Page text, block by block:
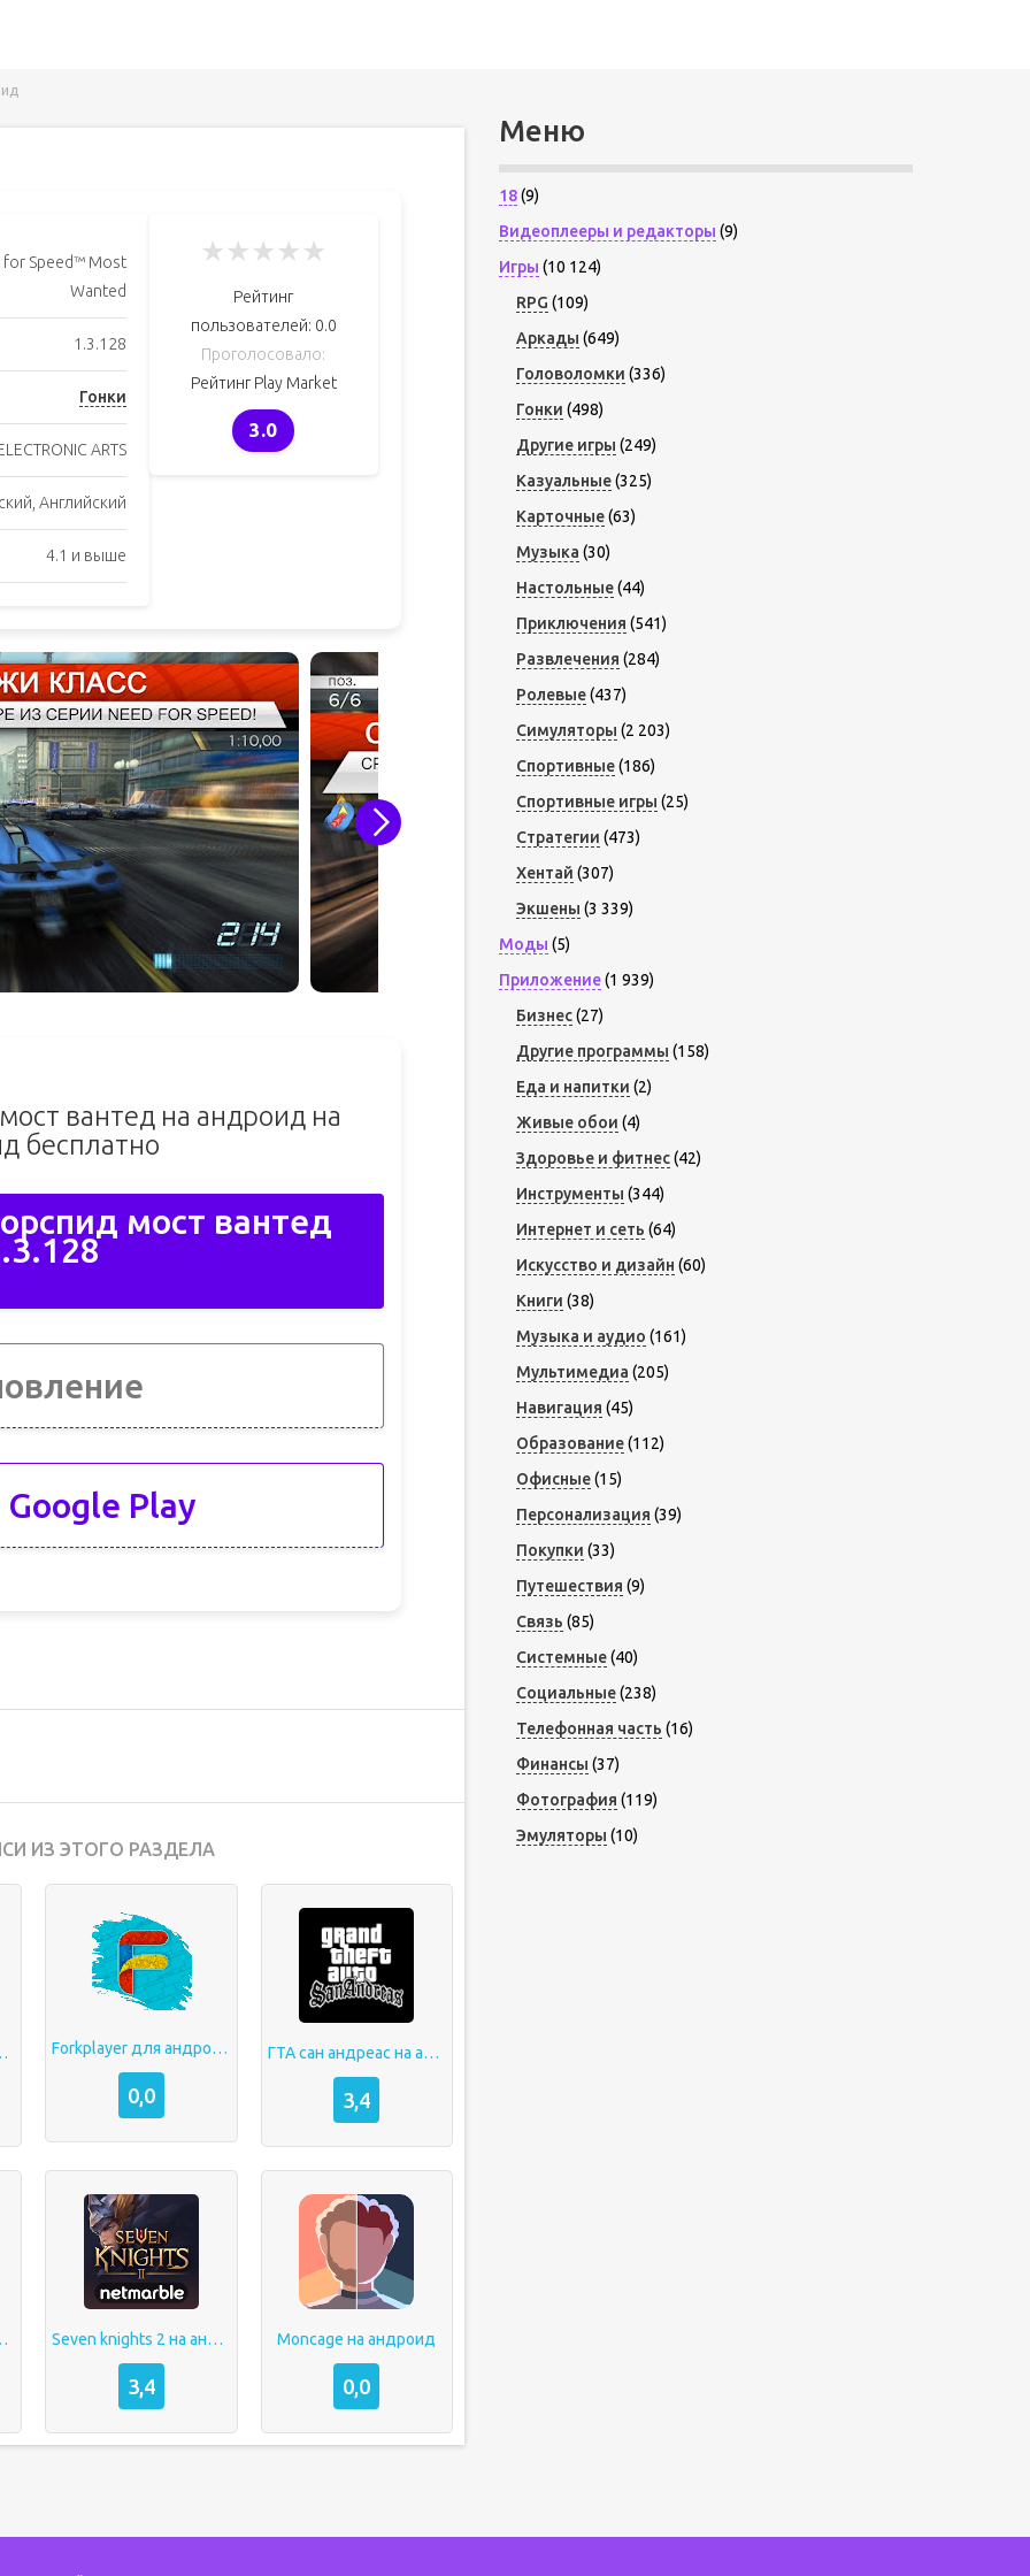
for Speed™ Most
Wanted
1.3.128
Гонки
ARTS
Английский
4.1 и выше
★★★★★
Рейтинг
пользователей: 0.0
Проголосовало:
Рейтинг Play Market
3.0
вантед на андроид на
бесплатно
мост вантед
Play
ИЗ ЭТОГО РАЗДЕЛА
Forkplayer для андроид тв
0,0
ГТА сан андреас на андроид
3,4
Seven knights 2 на андроид
3,4
Moncage на андроид
0,0
Меню
18(9)
Видеоплееры и редакторы (9)
Игры (10 124)
RPG (109)
Аркады (649)
Головоломки (336)
Гонки (498)
Другие игры (249)
Казуальные(325)
Карточные(63)
Музыка (30)
Настольные(44)
Приключения (541)
Развлечения (284)
Ролевые(437)
Симуляторы (2 203)
Спортивные(186)
Спортивные игры (25)
Стратегии (473)
Хентай (307)
Экшены (3 339)
Моды (5)
Приложение(1 939)
Бизнес(27)
Другие программы (158)
Еда и напитки (2)
Живые обои (4)
Здоровье и фитнес(42)
Инструменты (344)
Интернет и сеть (64)
Искусство и дизайн (60)
Книги (38)
Музыка и аудио (161)
Мультимедиа (205)
Навигация (45)
Образование(112)
Офисные(15)
Персонализация (39)
Покупки (33)
Путешествия (9)
Связь (85)
Системные(40)
Социальные(238)
Телефонная часть (16)
Финансы (37)
Фотография (119)
Эмуляторы (10)